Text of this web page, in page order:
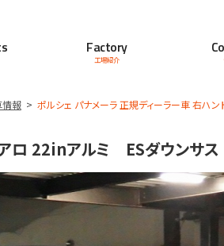
Factory
工場紹介
情報 ポルシェ パナメーラ 正規ディーラー車 右ハ
アロ 22inアルミ ESダウンサ